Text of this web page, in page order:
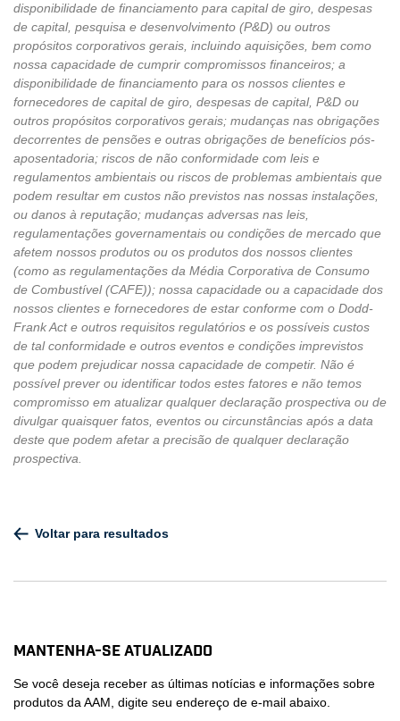
disponibilidade de financiamento para capital de giro, despesas
de capital, pesquisa e desenvolvimento (P&D) ou outros
propósitos corporativos gerais, incluindo aquisições, bem como
nossa capacidade de cumprir compromissos financeiros; a
disponibilidade de financiamento para os nossos clientes e
fornecedores de capital de giro, despesas de capital, P&D ou
outros propósitos corporativos gerais; mudanças nas obrigações
decorrentes de pensões e outras obrigações de benefícios pós-
aposentadoria; riscos de não conformidade com leis e
regulamentos ambientais ou riscos de problemas ambientais que
podem resultar em custos não previstos nas nossas instalações,
ou danos à reputação; mudanças adversas nas leis,
regulamentações governamentais ou condições de mercado que
afetem nossos produtos ou os produtos dos nossos clientes
(como as regulamentações da Média Corporativa de Consumo
de Combustível (CAFE)); nossa capacidade ou a capacidade dos
nossos clientes e fornecedores de estar conforme com o Dodd-
Frank Act e outros requisitos regulatórios e os possíveis custos
de tal conformidade e outros eventos e condições imprevistos
que podem prejudicar nossa capacidade de competir. Não é
possível prever ou identificar todos estes fatores e não temos
compromisso em atualizar qualquer declaração prospectiva ou de
divulgar quaisquer fatos, eventos ou circunstâncias após a data
deste que podem afetar a precisão de qualquer declaração
prospectiva.
Voltar para resultados
Mantenha-se atualizado
Se você deseja receber as últimas notícias e informações sobre
produtos da AAM, digite seu endereço de e-mail abaixo.